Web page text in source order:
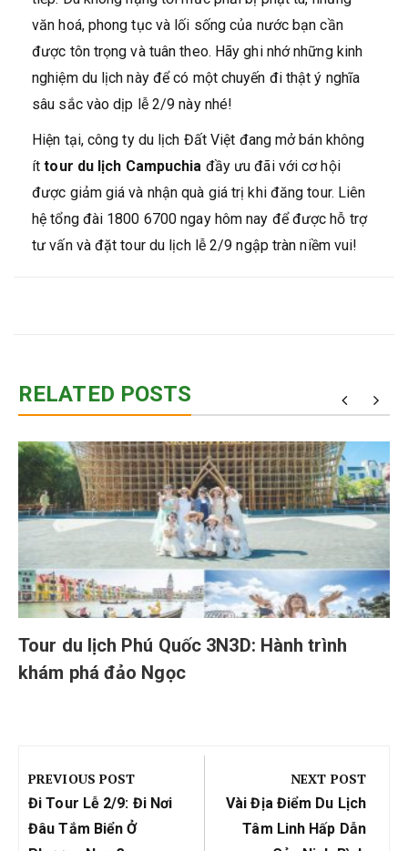
văn hoá, phong tục và lối sống của nước bạn cần
được tôn trọng và tuân theo. Hãy ghi nhớ những kinh
nghiệm du lịch này để có một chuyến đi thật ý nghĩa
sâu sắc vào dịp lễ 2/9 này nhé!
Hiện tại, công ty du lịch Đất Việt đang mở bán không
íttour du lịch Campuchia đầy ưu đãi với cơ hội
được giảm giá và nhận quà giá trị khi đăng tour. Liên
hệ tổng đài 1800 6700 ngay hôm nay để được hỗ trợ
tư vấn và đặt tour du lịch lễ 2/9 ngập tràn niềm vui!
RELATED POSTS
Tour du lịch Phú Quốc 3N3D: Hành trình
khám phá đảo Ngọc
hướng
bài
viết
PREVIOUS POST
Previous
Post:
Đi Tour Lễ 2/9: Đi Nơi
Đâu Tắm Biển Ở
NEXT POST
Next
Post:
Vài Địa Điểm Du Lịch
Tâm Linh Hấp Dẫn